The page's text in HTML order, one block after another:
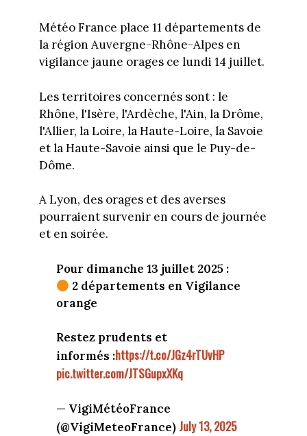
Météo France place 11 départements de
la région Auvergne-Rhône-Alpes en
vigilance jaune orages ce lundi 14 juillet.
Les territoires concernés sont : le
Rhône, l'Isère, l'Ardèche, l'Ain, la Drôme,
l'Allier, la Loire, la Haute-Loire, la Savoie
et la Haute-Savoie ainsi que le Puy-de-
Dôme.
A Lyon, des orages et des averses
pourraient survenir en cours de journée
et en soirée.
Pour dimanche 13 juillet 2025 :
2 départements en Vigilance
orange
Restez prudents et
informés :https://t.co/JGz4rTUvHP
pic.twitter.com/JTSGupxXKq
— VigiMétéoFrance
(@VigiMeteoFrance) July 13, 2025